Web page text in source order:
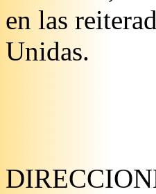
en las
Unidas.